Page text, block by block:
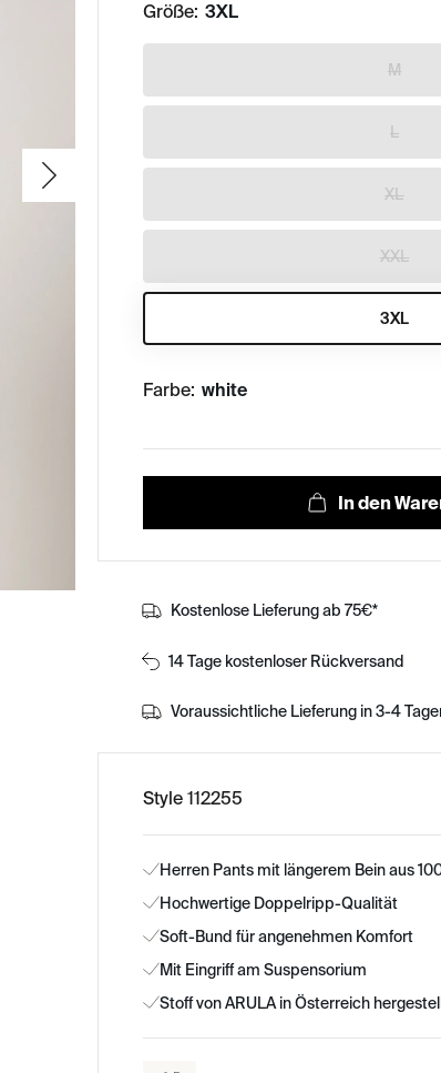
Größe: 3XL
M
L
XL
XXL
3XL
Farbe: white
Kostenlose Lieferung ab 75€*
14 Tage kostenloser Rückversand
Voraussichtliche Lieferung in 3-4
Style 112255
Herren Pants mit längerem Bein aus
Hochwertige Doppelripp-Qualität
Soft-Bund für angenehmen Komfort
Mit Eingriff am Suspensorium
Stoff von ARULA in Österreich